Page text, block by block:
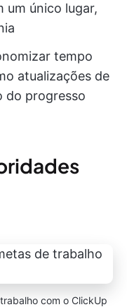
um único lugar,
tempo
atualizações de
do progresso
com o ClickUp